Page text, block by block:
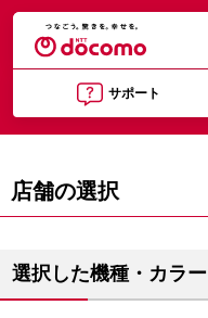
サポート
店舗の選択
選択した機種・カラー